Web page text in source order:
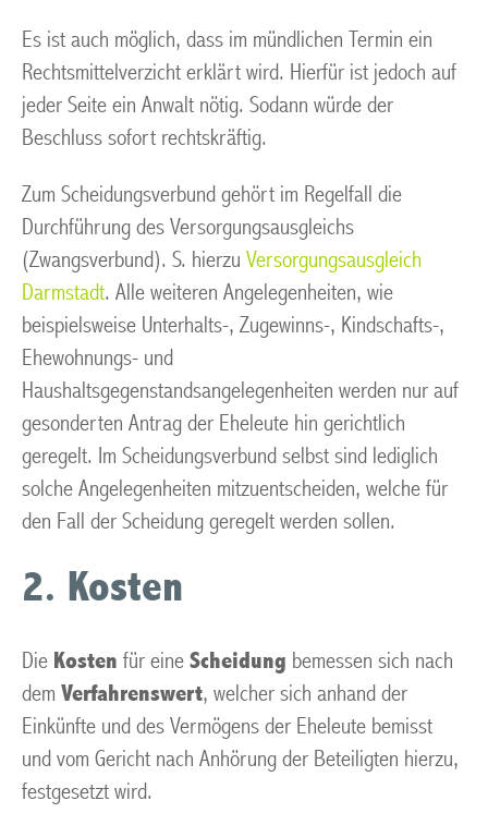
Es ist auch möglich, dass im mündlichen Termin ein
Rechtsmittelverzicht erklärt wird. Hierfür ist jedoch auf
jeder Seite ein Anwalt nötig. Sodann würde der
Beschluss sofort rechtskräftig.
Zum Scheidungsverbund gehört im Regelfall die
Durchführung des Versorgungsausgleichs
(Zwangsverbund). S. hierzu Versorgungsausgleich
Darmstadt. Alle weiteren Angelegenheiten, wie
beispielsweise Unterhalts-, Zugewinns-, Kindschafts-,
Ehewohnungs- und
Haushaltsgegenstandsangelegenheiten werden nur auf
gesonderten Antrag der Eheleute hin gerichtlich
geregelt. Im Scheidungsverbund selbst sind lediglich
solche Angelegenheiten mitzuentscheiden, welche für
den Fall der Scheidung geregelt werden sollen.
2. Kosten
Die Kosten für eine Scheidung bemessen sich nach
dem Verfahrenswert, welcher sich anhand der
Einkünfte und des Vermögens der Eheleute bemisst
und vom Gericht nach Anhörung der Beteiligten hierzu,
festgesetzt wird.